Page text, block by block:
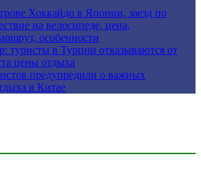
Хоккайдо в Японии, заезд по
на велосипеде, цена,
особенности
туристы в Турции отказываются от
цены отдыха
предупредили о важных
в Китае